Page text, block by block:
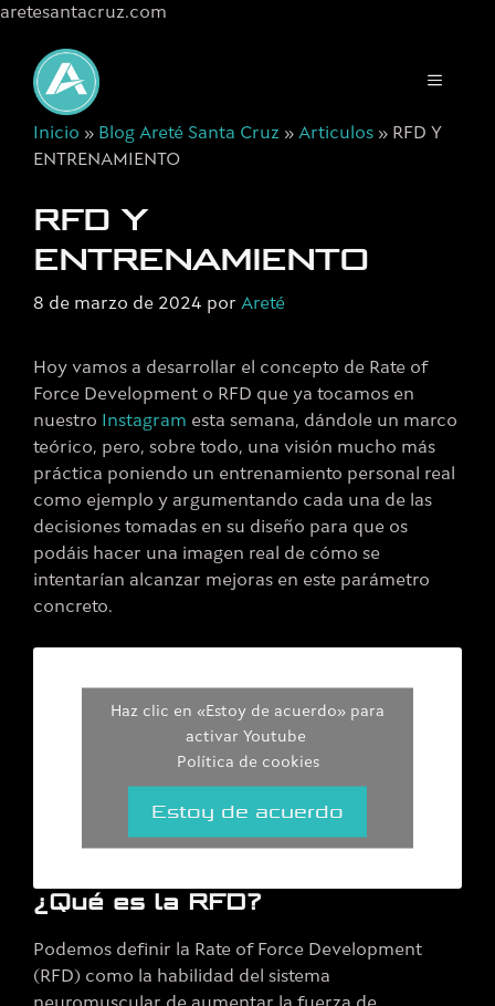
aretesantacruz.com
contenido
MENÚ
Inicio » Blog Areté Santa Cruz » Articulos » RFD Y
ENTRENAMIENTO
RFD Y
ENTRENAMIENTO
8 de marzo de 2024 por Areté
Hoy vamos a desarrollar el concepto de Rate of
Force Development o RFD que ya tocamos en
nuestro
Instagram esta semana, dándole un marco
teórico, pero, sobre todo, una visión mucho más
práctica poniendo un entrenamiento personal real
como ejemplo y argumentando cada una de las
decisiones tomadas en su diseño para que os
podáis hacer una imagen real de cómo se
intentarían alcanzar mejoras en este parámetro
concreto.
Haz clic en «Estoy de acuerdo» para
activar Youtube
Política de cookies
Estoy de acuerdo
¿Qué es la RFD?
Podemos definir la Rate of Force Development
(RFD) como la habilidad del sistema